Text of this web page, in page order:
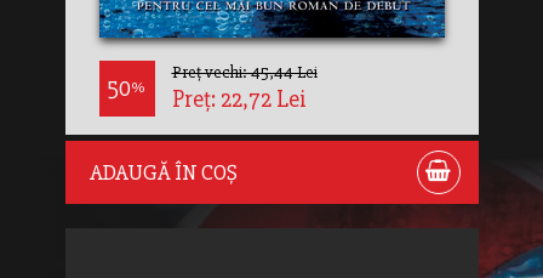
50%
Preț vechi: 45,44 Lei
Preț: 22,72 Lei
ADAUGĂ ÎN COȘ